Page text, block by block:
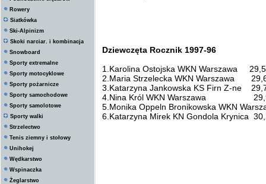
Rowery
Siatkówka
Ski-Alpinizm
Skoki narciar. i kombinacja
Snowboard
Sporty extremalne
Sporty motocyklowe
Sporty pożarnicze
Sporty samochodowe
Sporty samolotowe
Sporty walki
Strzelectwo
Tenis ziemny i stołowy
Unihokej
Wędkarstwo
Wspinaczka
Żeglarstwo
Dziewczęta Rocznik 1997-96
1.Karolina Ostojska WKN Warszawa
2.Maria Strzelecka WKN Warszawa
3.Katarzyna Jankowska KS Firn Z-ne
4.Nina Król WKN Warszawa
5.Monika Oppeln Bronikowska WKN
6.Katarzyna Mirek KN Gondola Krynica